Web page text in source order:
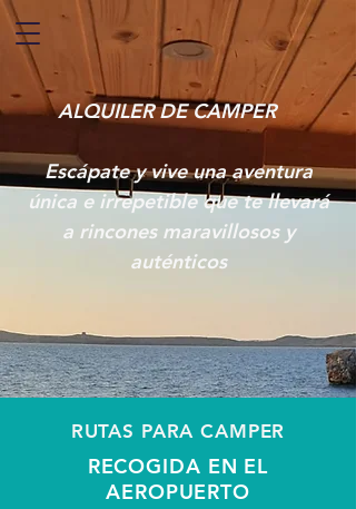
ALQUILER DE CAMPER
Escápate y vive una aventura
única e irrepetible que te llevará
a rincones maravillosos y
auténticos
RUTAS PARA CAMPER
RECOGIDA EN EL
AEROPUERTO